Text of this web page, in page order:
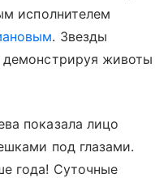
исполнителем
. Звезды
демонстрируя животы
показала лицо
под глазами.
года! Суточные